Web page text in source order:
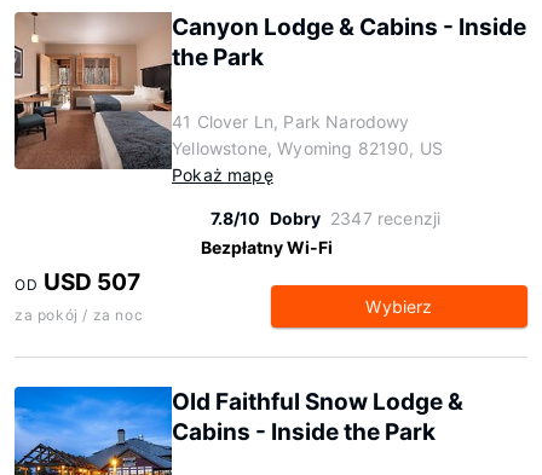
Canyon Lodge & Cabins - Inside
the Park
41 Clover Ln, Park Narodowy
Yellowstone, Wyoming 82190, US
Pokaż mapę
7.8/10 Dobry 2347 recenzji
Bezpłatny Wi-Fi
OD USD 507
za pokój / za noc Wybierz
Old Faithful Snow Lodge &
Cabins - Inside the Park